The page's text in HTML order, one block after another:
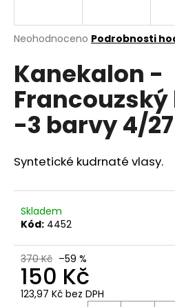
Průměrné
produktu
je
0,0
hvězdiček.
Neohodnoceno Podrobnosti
Kanekalon -
-3 barvy 4/27
Syntetické kudrnaté vlasy.
Skladem
Kód: 4452
370 Kč –59 %
150 Kč
123,97 Kč bez DPH
j
t
?
HLEDAT
D
p
o
u